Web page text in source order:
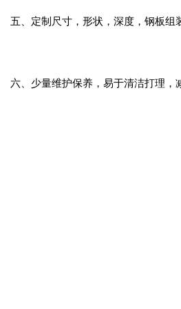
五、定制尺寸，形状，深度，钢板组
六、少量维护保养，易于清洁打理，